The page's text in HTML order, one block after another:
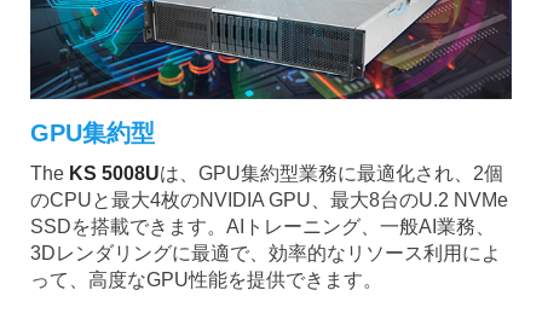
GPU集約型
The KS 5008Uは、GPU集約型業務に最適化され、2個
のCPUと最大4枚のNVIDIA GPU、最大8台のU.2 NVMe
SSDを搭載できます。AIトレーニング、一般AI業務、
3Dレンダリングに最適で、効率的なリソース利用によ
って、高度なGPU性能を提供できます。